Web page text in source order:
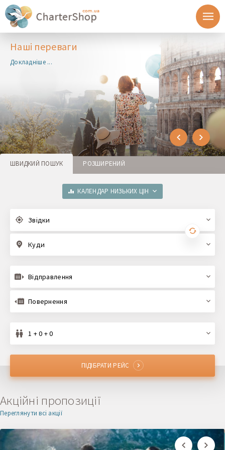
Наші переваги
Докладніше ...
ШВИДКИЙ ПОШУК РОЗШИРЕНИЙ
КАЛЕНДАР НИЗЬКИХ ЦІН
Звідки
Куди
Відправлення
Повернення
1 + 0 + 0
ПІДІБРАТИ РЕЙС
Акційні пропозиції
Переглянути всі акції